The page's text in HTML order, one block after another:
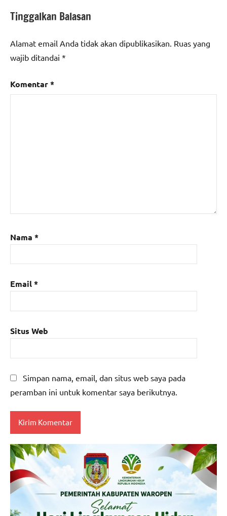
Tinggalkan Balasan
Alamat email Anda tidak akan dipublikasikan. Ruas yang
wajib ditandai *
Komentar*
Nama *
Email*
Situs Web
Simpan nama, email, dan situs web saya pada
peramban ini untuk komentar saya berikutnya.